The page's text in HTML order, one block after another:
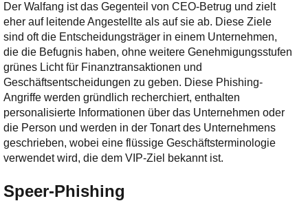
Der Walfang ist das Gegenteil von CEO-Betrug und zielt
eher auf leitende Angestellte als auf sie ab. Diese Ziele
sind oft die Entscheidungsträger in einem Unternehmen,
die die Befugnis haben, ohne weitere Genehmigungsstufen
grünes Licht für Finanztransaktionen und
Geschäftsentscheidungen zu geben. Diese Phishing-
Angriffe werden gründlich recherchiert, enthalten
personalisierte Informationen über das Unternehmen oder
die Person und werden in der Tonart des Unternehmens
geschrieben, wobei eine flüssige Geschäftsterminologie
verwendet wird, die dem VIP-Ziel bekannt ist.
Speer-Phishing